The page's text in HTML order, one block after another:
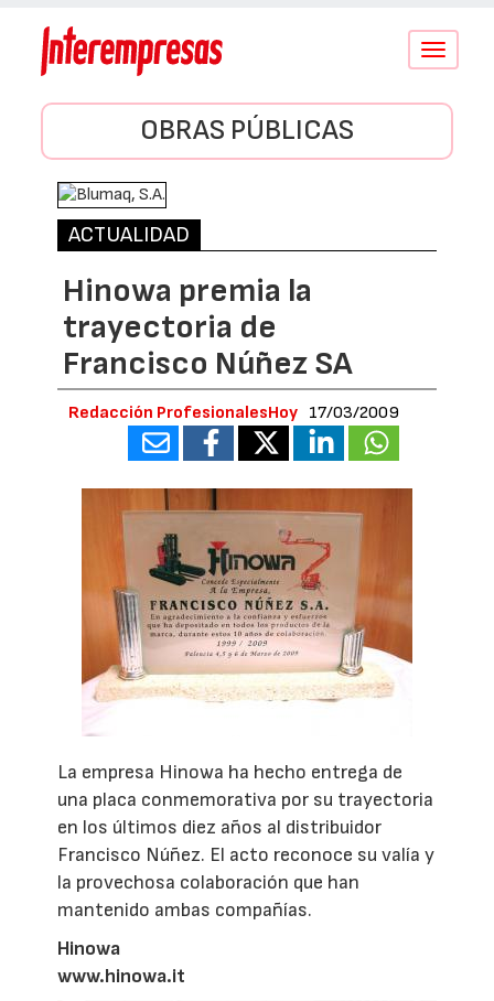
Conmutar
OBRAS PÚBLICAS
ACTUALIDAD
Hinowa premia la
trayectoria de
Francisco Núñez SA
Redacción ProfesionalesHoy 17/03/2009
La empresa Hinowa ha hecho entrega de
una placa conmemorativa por su trayectoria
en los últimos diez años al distribuidor
Francisco Núñez. El acto reconoce su valía y
la provechosa colaboración que han
mantenido ambas compañías.
Hinowa
www.hinowa.it